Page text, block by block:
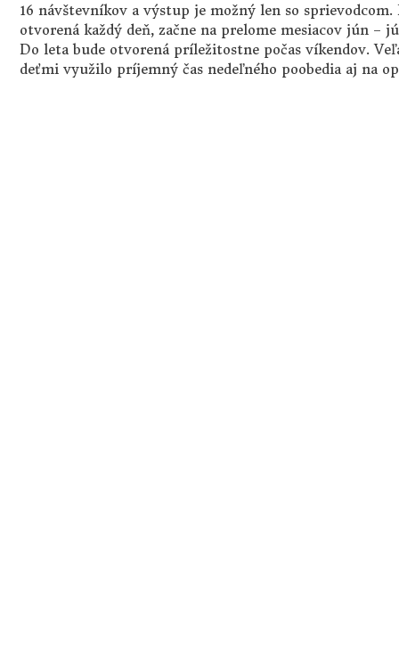
16 návštevníkov a výstup je možný len so sprievodcom.
otvorená každý deň, začne na prelome mesiacov jún –
Do leta bude otvorená príležitostne počas víkendov.
deťmi využilo príjemný čas nedeľného poobedia aj na